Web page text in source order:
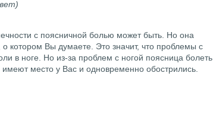
с поясничной болью может быть. Но она
котором Вы думаете. Это значит, что проблемы с
в ноге. Но из-за проблем с ногой поясница болеть
место у Вас и одновременно обострились.